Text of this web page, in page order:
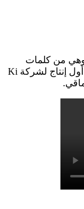
وهي من كلمات
وألحان عزيز الشافعي وتوزيع توما، ويعد الألبوم أول إنتاج لشركة Ki